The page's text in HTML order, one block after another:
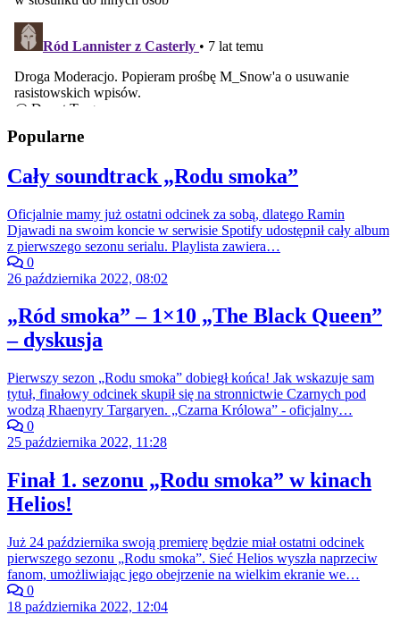
Popularne
Cały soundtrack „Rodu smoka”
Oficjalnie mamy już ostatni odcinek za sobą, dlatego Ramin
Djawadi na swoim koncie w serwisie Spotify udostępnił cały album
z pierwszego sezonu serialu. Playlista zawiera…
0
26 października 2022, 08:02
„Ród smoka” – 1×10 „The Black Queen”
– dyskusja
Pierwszy sezon „Rodu smoka” dobiegł końca! Jak wskazuje sam
tytuł, finałowy odcinek skupił się na stronnictwie Czarnych pod
wodzą Rhaenyry Targaryen. „Czarna Królowa” - oficjalny…
0
25 października 2022, 11:28
Finał 1. sezonu „Rodu smoka” w kinach
Helios!
Już 24 października swoją premierę będzie miał ostatni odcinek
pierwszego sezonu „Rodu smoka”. Sieć Helios wyszła naprzeciw
fanom, umożliwiając jego obejrzenie na wielkim ekranie we…
0
18 października 2022, 12:04